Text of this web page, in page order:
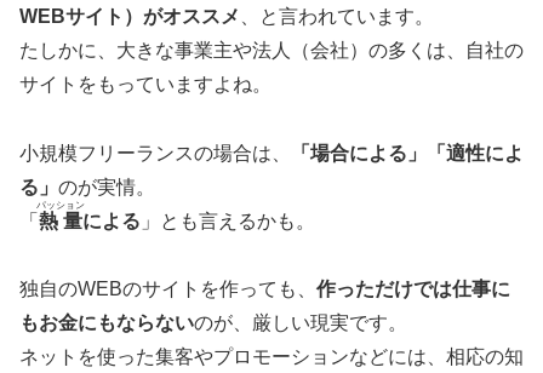
WEBサイト）がオススメ
、と言われています。
たしかに、大きな事業主や法人（会社）の多くは、自社の
サイトをもっていますよね。
小規模フリーランスの場合は、
「場合による」「適性によ
る」 のが実情。
「 熱量
パッション
による 」とも言えるかも。
独自のWEBのサイトを作っても、 作っただけでは仕事に
もお金にもならないのが、厳しい現実です。
ネットを使った集客やプロモーションなどには、相応の知